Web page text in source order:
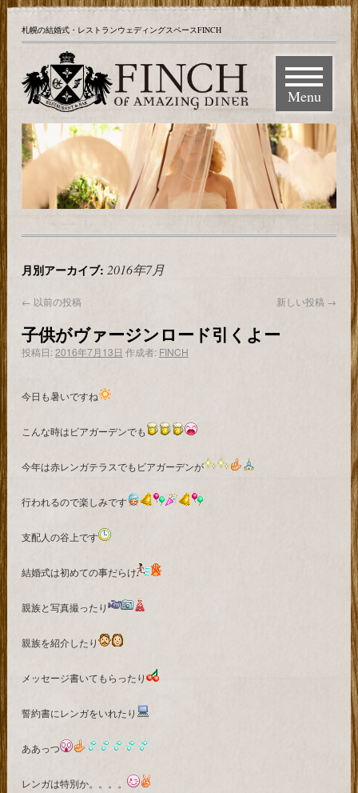
札幌の結婚式・レストランウェディングスペースFINCH
Menu
月別アーカイブ: 2016年7月
← 以前の投稿 新しい投稿 →
子供がヴァージンロード引くよー
投稿日:2016年7月13日 作成者: FINCH
今日も暑いですね
こんな時はビアガーデンでも
今年は赤レンガテラスでもビアガーデンが
行われるので楽しみです
支配人の谷上です
結婚式は初めての事だらけ
親族と写真撮ったり
親族を紹介したり
メッセージ書いてもらったり
誓約書にレンガをいれたり
ああっつ
レンガは特別か。。。。